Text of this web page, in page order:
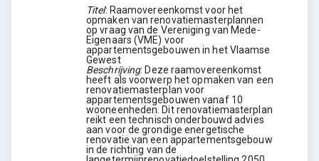
Titel: Raamovereenkomst voor het
opmaken van renovatiemasterplannen
op vraag van de Vereniging van Mede-
Eigenaars (VME) voor
appartementsgebouwen in het Vlaamse
Gewest
Beschrijving:Deze raamovereenkomst
heeft als voorwerp het opmaken van een
renovatiemasterplan voor
appartementsgebouwen vanaf 10
wooneenheden. Dit renovatiemasterplan
reikt een technisch onderbouwd advies
aan voor de grondige energetische
renovatie van een appartementsgebouw
in de richting van de